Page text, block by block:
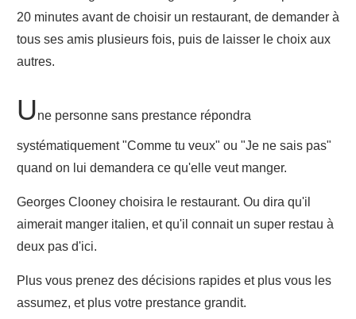
20 minutes avant de choisir un restaurant, de demander à
tous ses amis plusieurs fois, puis de laisser le choix aux
autres.
Une personne sans prestance répondra
systématiquement "Comme tu veux" ou "Je ne sais pas"
quand on lui demandera ce qu'elle veut manger.
Georges Clooney choisira le restaurant. Ou dira qu'il
aimerait manger italien, et qu'il connait un super restau à
deux pas d'ici.
Plus vous prenez des décisions rapides et plus vous les
assumez, et plus votre prestance grandit.